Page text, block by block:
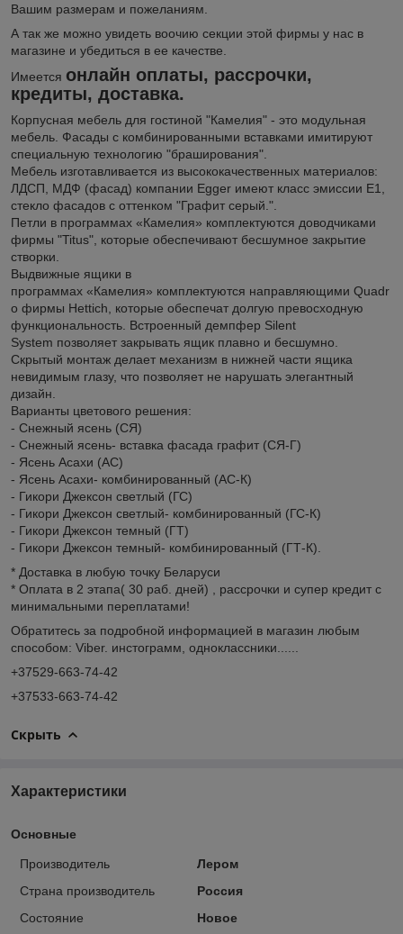
Вашим размерам и пожеланиям.
А так же можно увидеть воочию секции этой фирмы у нас в
магазине и убедиться в ее качестве.
Имеется онлайн оплаты, рассрочки,
кредиты, доставка.
Корпусная мебель для гостиной "Камелия" - это модульная
мебель. Фасады с комбинированными вставками имитируют
специальную технологию "браширования".
Мебель изготавливается из высококачественных материалов:
ЛДСП, МДФ (фасад) компании Egger имеют класс эмиссии Е1,
стекло фасадов с оттенком "Графит серый.".
Петли в программах «Камелия» комплектуются доводчиками
фирмы "Titus", которые обеспечивают бесшумное закрытие
створки.
Выдвижные ящики в
программах «Камелия» комплектуются направляющими Quadr
o фирмы Hettich, которые обеспечат долгую превосходную
функциональность. Встроенный демпфер Silent
System позволяет закрывать ящик плавно и бесшумно.
Скрытый монтаж делает механизм в нижней части ящика
невидимым глазу, что позволяет не нарушать элегантный
дизайн.
Варианты цветового решения:
- Снежный ясень (СЯ)
- Снежный ясень- вставка фасада графит (СЯ-Г)
- Ясень Асахи (АС)
- Ясень Асахи- комбинированный (АС-К)
- Гикори Джексон светлый (ГС)
- Гикори Джексон светлый- комбинированный (ГС-К)
- Гикори Джексон темный (ГТ)
- Гикори Джексон темный- комбинированный (ГТ-К).
* Доставка в любую точку Беларуси
* Оплата в 2 этапа( 30 раб. дней) , рассрочки и супер кредит с
минимальными переплатами!
Обратитесь за подробной информацией в магазин любым
способом: Viber. инстограмм, одноклассники......
+37529-663-74-42
+37533-663-74-42
Скрыть
Характеристики
Основные
Производитель
Лером
Страна производитель
Россия
Состояние
Новое